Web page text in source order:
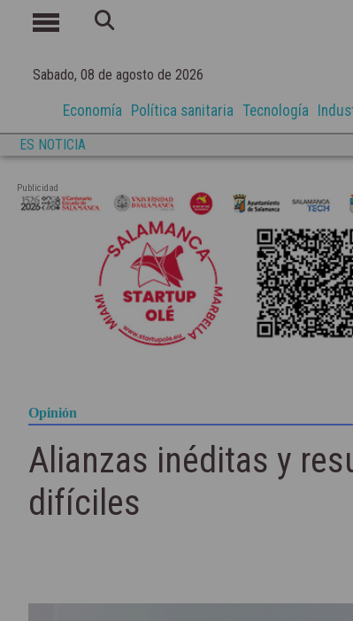
Sabado, 08 de agosto de 2026
Economía Política sanitaria Tecnología
ES NOTICIA
Publicidad
Opinión
Alianzas inéditas y
difíciles